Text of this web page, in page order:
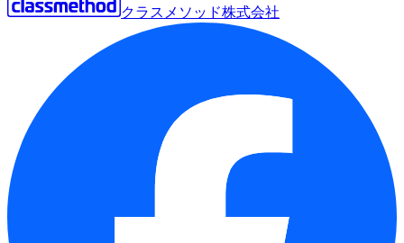
クラスメソッド株式会社